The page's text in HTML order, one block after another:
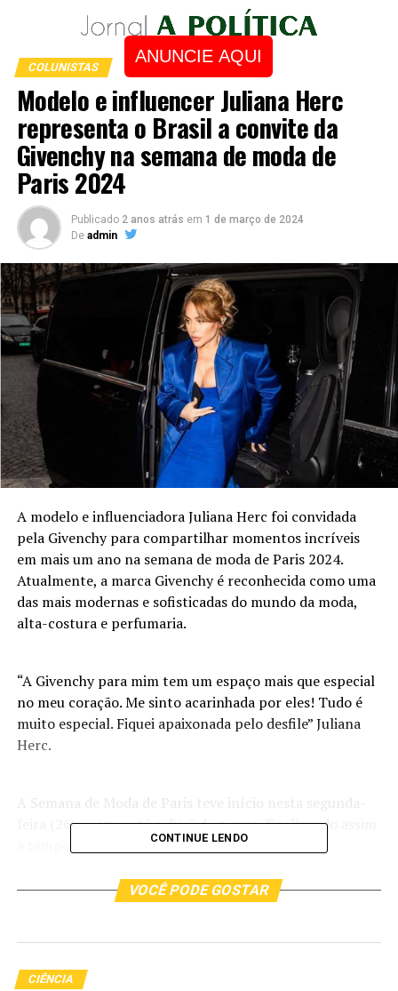
ANUNCIE AQUI
COLUNISTAS
Modelo e influencer Juliana Herc
representa o Brasil a convite da
Givenchy na semana de moda de
Paris 2024
Publicado 2 anos atrás em 1 de março de 2024
De admin
A modelo e influenciadora Juliana Herc foi convidada
pela Givenchy para compartilhar momentos incríveis
em mais um ano na semana de moda de Paris 2024.
Atualmente, a marca Givenchy é reconhecida como uma
das mais modernas e sofisticadas do mundo da moda,
alta-costura e perfumaria.
“A Givenchy para mim tem um espaço mais que especial
no meu coração. Me sinto acarinhada por eles! Tudo é
muito especial. Fiquei apaixonada pelo desfile” Juliana
Herc.
A Semana de Moda de Paris teve início nesta segunda-
feira (26) e segue até o dia 5 de março, finalizando assim
a temporada de moda.CONTINUE LENDO
VOCÊ PODE GOSTAR
CIÊNCIA